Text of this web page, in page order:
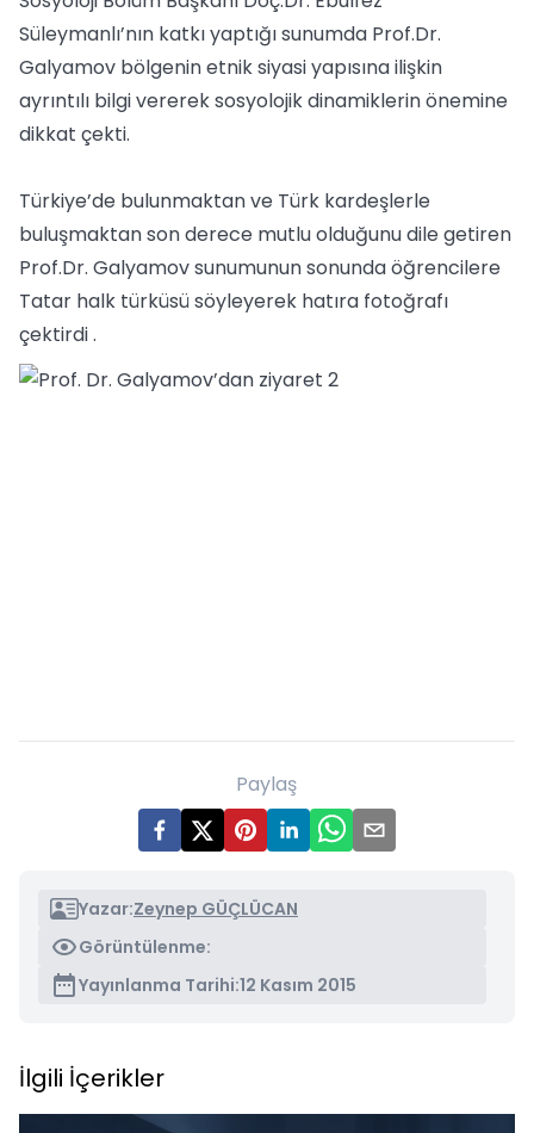
Süleymanlı’nın katkı yaptığı sunumda Prof.Dr.
Galyamov bölgenin etnik siyasi yapısına ilişkin
ayrıntılı bilgi vererek sosyolojik dinamiklerin önemine
dikkat çekti.
Türkiye’de bulunmaktan ve Türk kardeşlerle
buluşmaktan son derece mutlu olduğunu dile getiren
Prof.Dr. Galyamov sunumunun sonunda öğrencilere
Tatar halk türküsü söyleyerek hatıra fotoğrafı
çektirdi .
Paylaş
Yazar:Zeynep GÜÇLÜCAN
Görüntülenme:
Yayınlanma Tarihi:12 Kasım 2015
İlgili İçerikler